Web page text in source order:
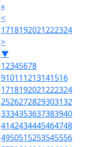
«
<
1718192021222324
>
▼
12345678
910111213141516
1718192021222324
2526272829303132
3334353637383940
4142434445464748
4950515253545556